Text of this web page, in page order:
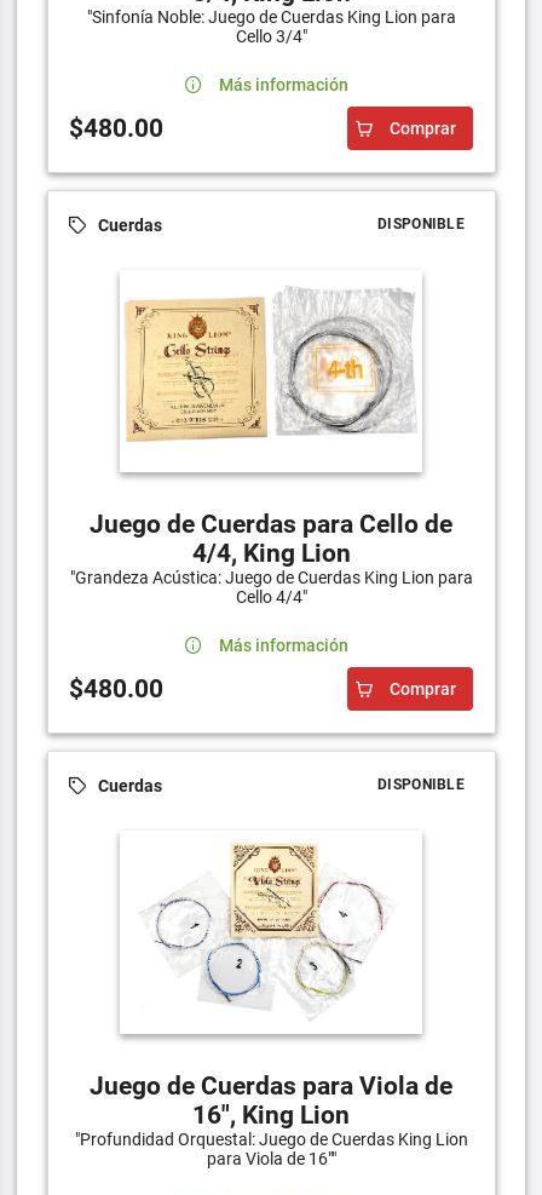
"Sinfonía Noble: Juego de Cuerdas King Lion para
Cello 3/4"
Más información
$480.00 Comprar
Cuerdas DISPONIBLE
Juego de Cuerdas para Cello de
4/4, King Lion
"Grandeza Acústica: Juego de Cuerdas King Lion para
Cello 4/4"
Más información
$480.00 Comprar
Cuerdas DISPONIBLE
Juego de Cuerdas para Viola de
16", King Lion
"Profundidad Orquestal: Juego de Cuerdas King Lion
para Viola de 16""